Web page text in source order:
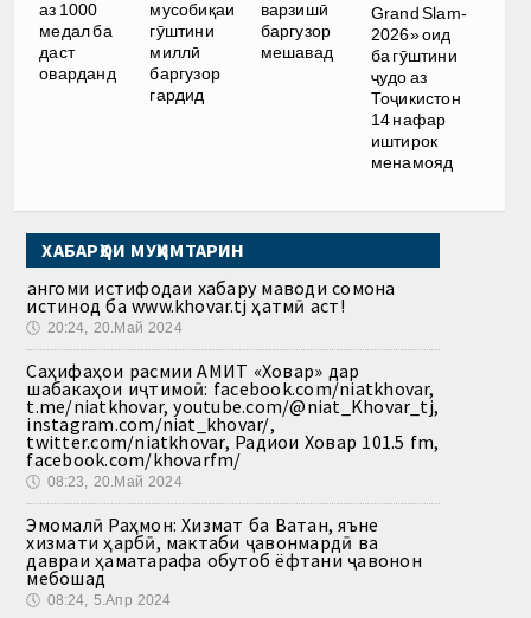
аз 1000
медал ба
даст
оварданд
мусобиқаи
гӯштини
миллӣ
баргузор
гардид
варзишӣ
баргузор
мешавад
Grand Slam-
2026» оид
ба гӯштини
ҷудо аз
Тоҷикистон
14 нафар
иштирок
менамояд
ХАБАРҲОИ МУҲИМТАРИН
Ҳангоми истифодаи хабару маводи сомона
истинод ба www.khovar.tj ҳатмӣ аст!
🕔 20:24, 20.Май 2024
Саҳифаҳои расмии АМИТ «Ховар» дар
шабакаҳои иҷтимоӣ: facebook.com/niatkhovar,
t.me/niatkhovar, youtube.com/@niat_Khovar_tj,
instagram.com/niat_khovar/,
twitter.com/niatkhovar, Радиои Ховар 101.5 fm,
facebook.com/khovarfm/
🕔 08:23, 20.Май 2024
Эмомалӣ Раҳмон: Хизмат ба Ватан, яъне
хизмати ҳарбӣ, мактаби ҷавонмардӣ ва
давраи ҳаматарафа обутоб ёфтани ҷавонон
мебошад
🕔 08:24, 5.Апр 2024